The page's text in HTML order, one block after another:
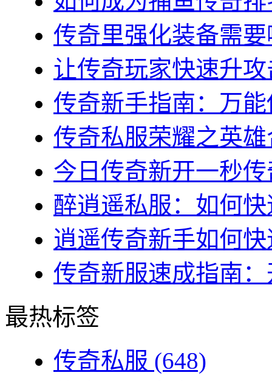
传奇里强化装备需
让传奇玩家快速升
传奇新手指南：万
传奇私服荣耀之英
今日传奇新开一秒
醉逍遥私服：如何
逍遥传奇新手如何
传奇新服速成指南
最热标签
传奇私服 (648)